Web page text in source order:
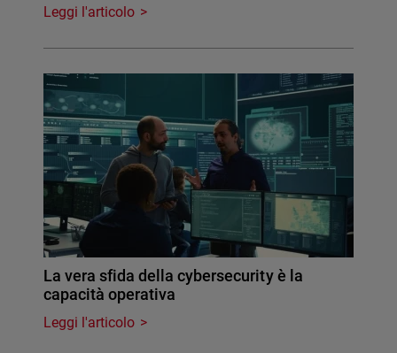
Leggi l'articolo
La vera sfida della cybersecurity è la
capacità operativa
Leggi l'articolo